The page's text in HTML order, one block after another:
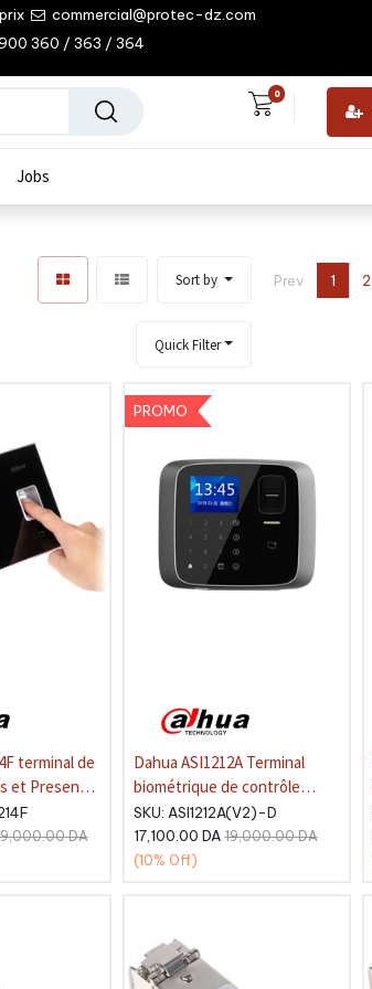
commercial@protec-dz.com
360 / 363 / 364
0
Jobs
Prev 1 2
Sort by
Quick Filter
terminal de
Carte /
- LCD DA
PROMO
Dahua ASI1212A Terminal
biométrique de contrôle
d'accès avec lecteur de
cartes MIFARE ou EM. Clavier
tactile. TFT 2,4". 4.500
SKU: ASI1212A(V2)-D
17,100.00 DA 19,000.00DA
(10% Off)